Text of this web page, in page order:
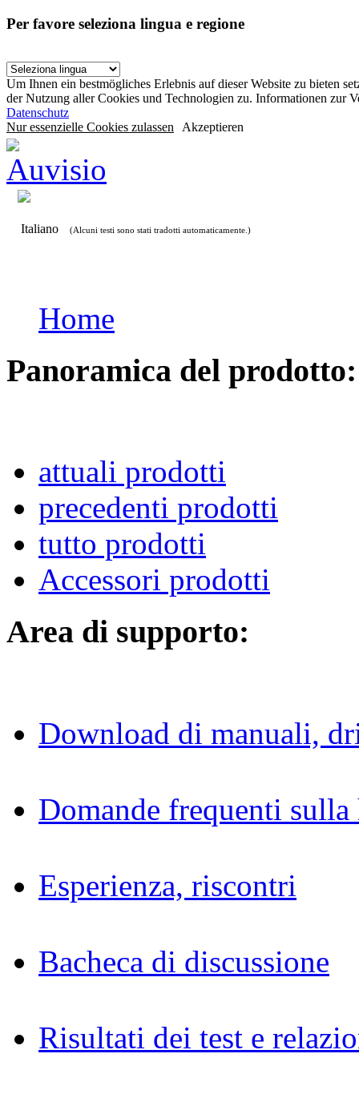
Per favore seleziona lingua e regione
Um Ihnen ein bestmögliches Erlebnis auf dieser Website zu bieten
der Nutzung aller Cookies und Technologien zu. Informationen zur
Datenschutz
Nur essenzielle Cookies zulassen Akzeptieren
Italiano (Alcuni testi sono stati tradotti automaticamente.)
Home
Panoramica del prodotto:
attuali prodotti
precedenti prodotti
tutto prodotti
Accessori prodotti
Area di supporto:
Download di manuali,
Domande frequenti
Esperienza, riscontri
Bacheca di discussione
Risultati dei test e